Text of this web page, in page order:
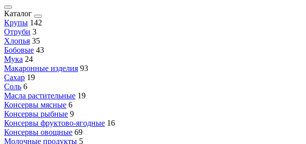
Каталог
Крупы 142
Отруби 3
Хлопья 35
Бобовые 43
Мука 24
Макаронные изделия 93
Сахар 19
Соль 6
Масла растительные 19
Консервы мясные 6
Консервы рыбные 9
Консервы фруктово-ягодные 16
Консервы овощные 69
Молочные продукты 5